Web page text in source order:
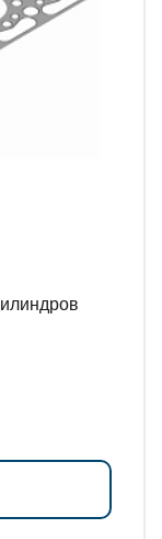
цилиндров